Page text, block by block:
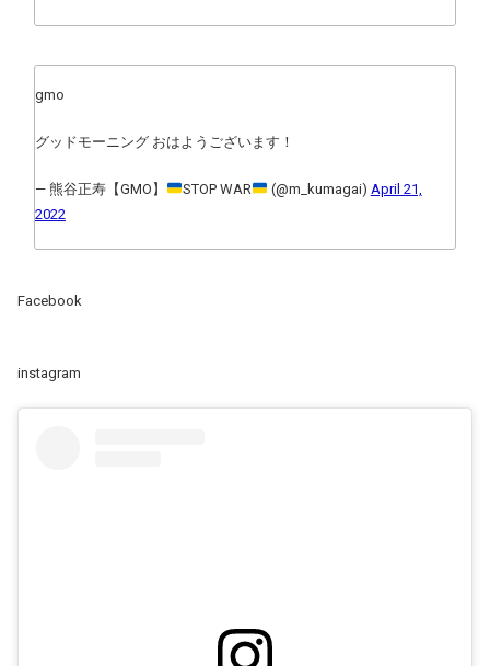
gmo
グッドモーニング おはようございます！
— 熊谷正寿【GMO】 STOP WAR (@m_kumagai) April 21,
2022
Facebook
instagram